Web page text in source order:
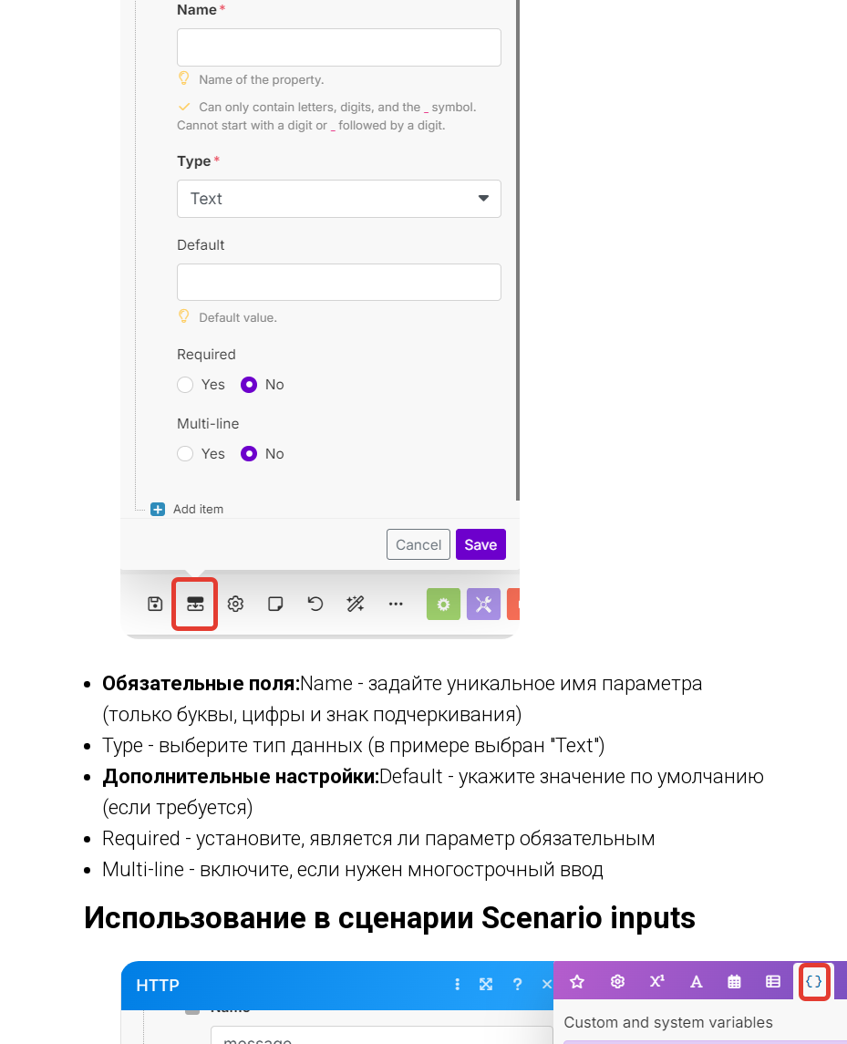
Обязательные поля:Name - задайте уникальное имя параметра
(только буквы, цифры и знак подчеркивания)
Type - выберите тип данных (в примере выбран "Text")
Дополнительные настройки:Default - укажите значение по умолчанию
(если требуется)
Required - установите, является ли параметр обязательным
Multi-line - включите, если нужен многострочный ввод
Использование в сценарии Scenario inputs